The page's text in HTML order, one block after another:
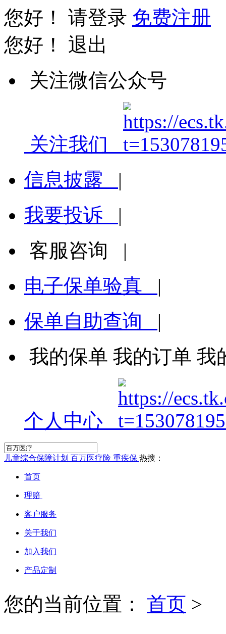
您好！ 请登录 免费注册
您好！ 退出
关注微信公众号
关注我们
信息披露 |
我要投诉 |
客服咨询 |
电子保单验真 |
保单自助查询 |
我的保单 我的订单 我
个人中心
儿童综合保障计划 百万医疗险 重疾保 热搜：
首页
理赔
客户服务
关于我们
加入我们
产品定制
您的当前位置： 首页 >